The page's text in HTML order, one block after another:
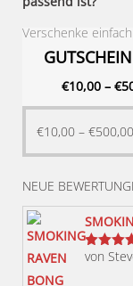
Verschenke
€10,00 – €
€10,00 – €500,00
NEUE
Bewertet
von